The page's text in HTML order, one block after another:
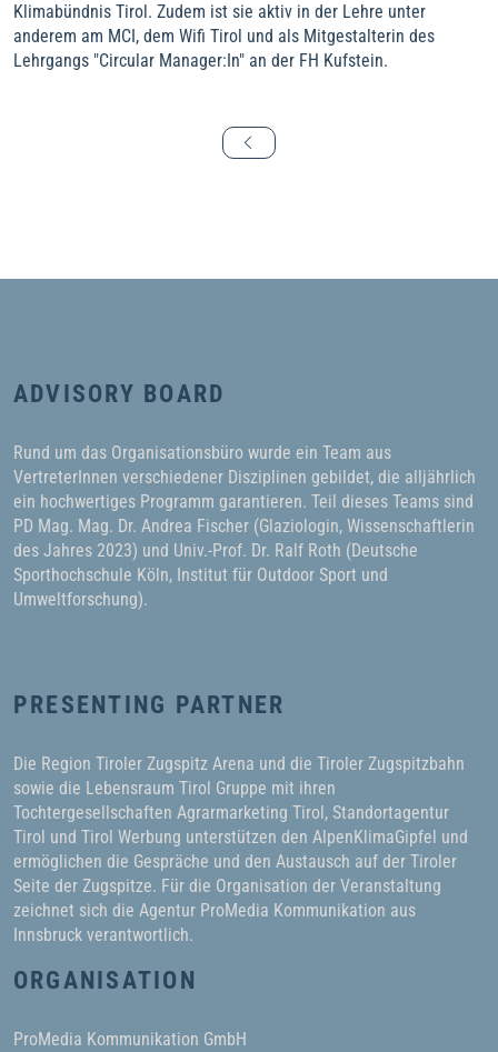
Klimabündnis Tirol. Zudem ist sie aktiv in der Lehre unter
anderem am MCI, dem Wifi Tirol und als Mitgestalterin des
Lehrgangs "Circular Manager:In" an der FH Kufstein.
ADVISORY BOARD
Rund um das Organisationsbüro wurde ein Team aus
VertreterInnen verschiedener Disziplinen gebildet, die alljährlich
ein hochwertiges Programm garantieren. Teil dieses Teams sind
PD Mag. Mag. Dr. Andrea Fischer (Glaziologin, Wissenschaftlerin
des Jahres 2023) und Univ.-Prof. Dr. Ralf Roth (Deutsche
Sporthochschule Köln, Institut für Outdoor Sport und
Umweltforschung).
PRESENTING PARTNER
Die Region Tiroler Zugspitz Arena und die Tiroler Zugspitzbahn
sowie die Lebensraum Tirol Gruppe mit ihren
Tochtergesellschaften Agrarmarketing Tirol, Standortagentur
Tirol und Tirol Werbung unterstützen den AlpenKlimaGipfel und
ermöglichen die Gespräche und den Austausch auf der Tiroler
Seite der Zugspitze. Für die Organisation der Veranstaltung
zeichnet sich die Agentur ProMedia Kommunikation aus
Innsbruck verantwortlich.
ORGANISATION
ProMedia Kommunikation GmbH